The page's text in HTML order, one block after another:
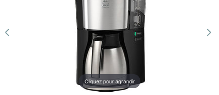
Cliquez pour agrandir